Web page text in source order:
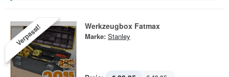
Verpasst! Werkzeugbox Fatmax
Marke: Stanley